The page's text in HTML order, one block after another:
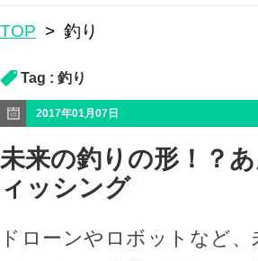
TOP > 釣り
Tag : 釣り
2017年01月07日
未来の釣りの形！？
ィッシング
ドローンやロボットなど